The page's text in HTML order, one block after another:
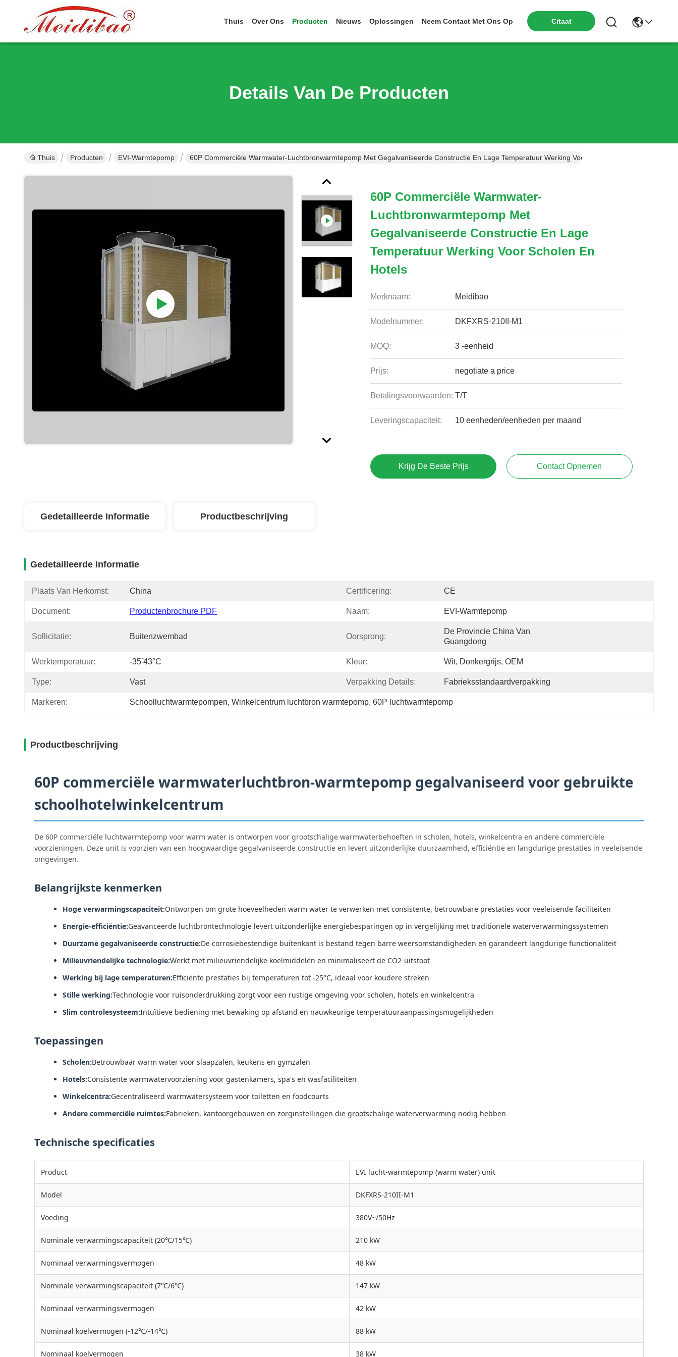
Thuis Over Ons Producten Nieuws Oplossingen Neem Contact Met Ons Op Citaat
Details Van De Producten
Thuis Producten EVI-Warmtepomp 60P Commerciële Warmwater-Luchtbronwarmtepomp Met Gegalvaniseerde Constructie En Lage Temperatuur Werking Voor Scholen En Hotels
60P Commerciële Warmwater-
Luchtbronwarmtepomp Met
Gegalvaniseerde Constructie En Lage
Temperatuur Werking Voor Scholen En
Hotels
Merknaam: Meidibao
Modelnummer: DKFXRS-210II-M1
MOQ: 3 -eenheid
Prijs: negotiate a price
Betalingsvoorwaarden: T/T
Leveringscapaciteit: 10 eenheden/eenheden per maand
Krijg De Beste Prijs Contact Opnemen
Gedetailleerde Informatie Productbeschrijving
Gedetailleerde Informatie
Plaats Van Herkomst: China Certificering: CE
Document: Productenbrochure PDF Naam: EVI-Warmtepomp
Sollicitatie: Buitenzwembad Oorsprong:
De Provincie China Van
Guangdong
Werktemperatuur: -35 ̊43°C Kleur: Wit, Donkergrijs, OEM
Type: Vast Verpakking Details: Fabrieksstandaardverpakking
Markeren: Schoolluchtwarmtepompen, Winkelcentrum luchtbron warmtepomp, 60P luchtwarmtepomp
Productbeschrijving
60P commerciële warmwaterluchtbron-warmtepomp gegalvaniseerd voor gebruikte
schoolhotelwinkelcentrum
De 60P commerciële luchtwarmtepomp voor warm water is ontworpen voor grootschalige warmwaterbehoeften in scholen, hotels, winkelcentra en andere commerciële
voorzieningen. Deze unit is voorzien van een hoogwaardige gegalvaniseerde constructie en levert uitzonderlijke duurzaamheid, efficiëntie en langdurige prestaties in veeleisende
omgevingen.
Belangrijkste kenmerken
Hoge verwarmingscapaciteit:Ontworpen om grote hoeveelheden warm water te verwerken met consistente, betrouwbare prestaties voor veeleisende faciliteiten
Energie-efficiëntie:Geavanceerde luchtbrontechnologie levert uitzonderlijke energiebesparingen op in vergelijking met traditionele waterverwarmingssystemen
Duurzame gegalvaniseerde constructie:De corrosiebestendige buitenkant is bestand tegen barre weersomstandigheden en garandeert langdurige functionaliteit
Milieuvriendelijke technologie:Werkt met milieuvriendelijke koelmiddelen en minimaliseert de CO2-uitstoot
Werking bij lage temperaturen:Efficiënte prestaties bij temperaturen tot -25°C, ideaal voor koudere streken
Stille werking:Technologie voor ruisonderdrukking zorgt voor een rustige omgeving voor scholen, hotels en winkelcentra
Slim controlesysteem:Intuïtieve bediening met bewaking op afstand en nauwkeurige temperatuuraanpassingsmogelijkheden
Toepassingen
Scholen:Betrouwbaar warm water voor slaapzalen, keukens en gymzalen
Hotels:Consistente warmwatervoorziening voor gastenkamers, spa's en wasfaciliteiten
Winkelcentra:Gecentraliseerd warmwatersysteem voor toiletten en foodcourts
Andere commerciële ruimtes:Fabrieken, kantoorgebouwen en zorginstellingen die grootschalige waterverwarming nodig hebben
Technische specificaties
Product EVI lucht-warmtepomp (warm water) unit
Model DKFXRS-210II-M1
Voeding 380V~/50Hz
Nominale verwarmingscapaciteit (20℃/15℃) 210 kW
Nominaal verwarmingsvermogen 48 kW
Nominale verwarmingscapaciteit (7℃/6℃) 147 kW
Nominaal verwarmingsvermogen 42 kW
Nominaal koelvermogen (-12℃/-14℃) 88 kW
Nominaal koelvermogen 38 kW